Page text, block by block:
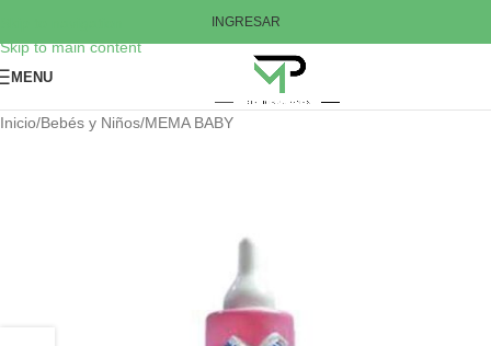
Skip to main content
INGRESAR
MENU
Inicio/Bebés y Niños/MEMA BABY